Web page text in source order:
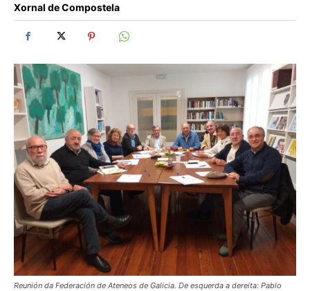
Xornal de Compostela
Reunión da Federación de Ateneos de Galicia. De esquerda a dereita: Pablo